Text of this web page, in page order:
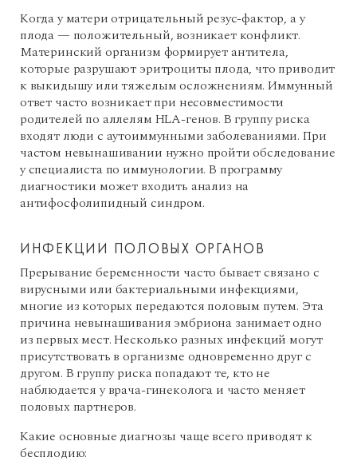
Когда у матери отрицательный резус-фактор, а у
плода — положительный, возникает конфликт.
Материнский организм формирует антитела,
которые разрушают эритроциты плода, что приводит
к выкидышу или тяжелым осложнениям. Иммунный
ответ часто возникает при несовместимости
родителей по аллелям HLA-генов. В группу риска
входят люди с аутоиммунными заболеваниями. При
частом невынашивании нужно пройти обследование
у специалиста по иммунологии. В программу
диагностики может входить анализ на
антифосфолипидный синдром.
ИНФЕКЦИИ ПОЛОВЫХ ОРГАНОВ
Прерывание беременности часто бывает связано с
вирусными или бактериальными инфекциями,
многие из которых передаются половым путем. Эта
причина невынашивания эмбриона занимает одно
из первых мест. Несколько разных инфекций могут
присутствовать в организме одновременно друг с
другом. В группу риска попадают те, кто не
наблюдается у врача-гинеколога и часто меняет
половых партнеров.
Какие основные диагнозы чаще всего приводят к
бесплодию: